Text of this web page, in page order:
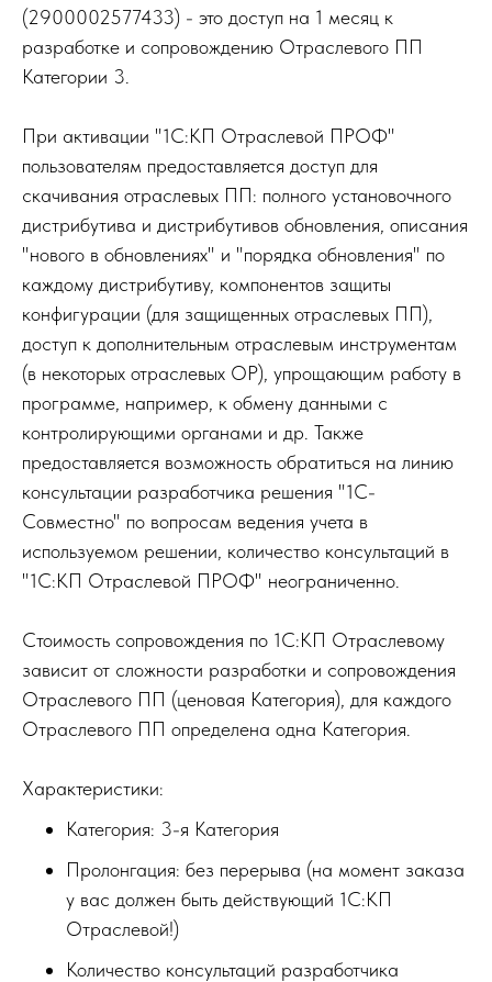
(2900002577433) - это доступ на 1 месяц к
разработке и сопровождению Отраслевого ПП
Категории 3.
При активации "1С:КП Отраслевой ПРОФ"
пользователям предоставляется доступ для
скачивания отраслевых ПП: полного установочного
дистрибутива и дистрибутивов обновления, описания
"нового в обновлениях" и "порядка обновления" по
каждому дистрибутиву, компонентов защиты
конфигурации (для защищенных отраслевых ПП),
доступ к дополнительным отраслевым инструментам
(в некоторых отраслевых ОР), упрощающим работу в
программе, например, к обмену данными с
контролирующими органами и др. Также
предоставляется возможность обратиться на линию
консультации разработчика решения "1С-
Совместно" по вопросам ведения учета в
используемом решении, количество консультаций в
"1С:КП Отраслевой ПРОФ" неограниченно.
Стоимость сопровождения по 1С:КП Отраслевому
зависит от сложности разработки и сопровождения
Отраслевого ПП (ценовая Категория), для каждого
Отраслевого ПП определена одна Категория.
Характеристики:
Категория: 3-я Категория
Пролонгация: без перерыва (на момент заказа
у вас должен быть действующий 1С:КП
Отраслевой!)
Количество консультаций разработчика